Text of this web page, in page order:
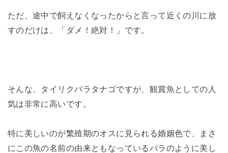
ただ、途中で飼えなくなったからと言って近くの川に放
すのだけは、「ダメ！絶対！」です。
そんな、タイリクバラタナゴですが、観賞魚としての人
気は非常に高いです。
特に美しいのが繁殖期のオスに見られる婚姻色で、まさ
にこの魚の名前の由来ともなっているバラのように美し